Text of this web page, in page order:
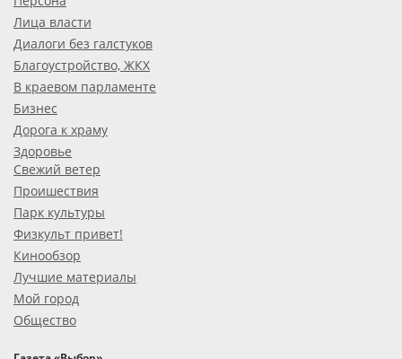
Лица власти
Диалоги без галстуков
Благоустройство, ЖКХ
В краевом парламенте
Бизнес
Дорога к храму
Здоровье
Свежий ветер
Проишествия
Парк культуры
Физкульт привет!
Кинообзор
Лучшие материалы
Мой город
Общество